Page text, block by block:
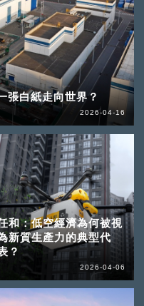
張白紙走向世界？
2026-04-16
和：低空經濟為何被視
新質生產力的典型代
？
2026-04-06